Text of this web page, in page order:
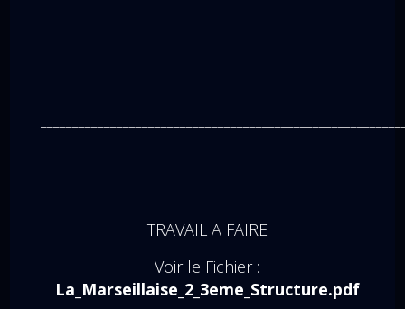
TRAVAIL A FAIRE
Voir le Fichier :
La_Marseillaise_2_3eme_Structure.pdf